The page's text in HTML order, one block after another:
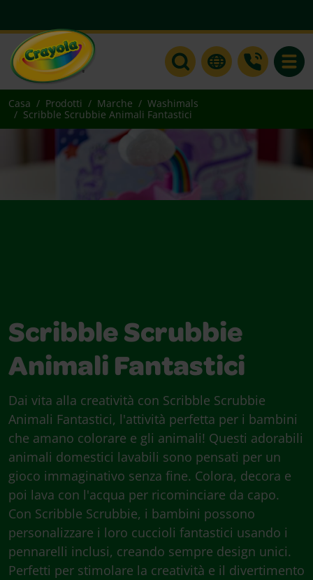
Casa Prodotti Marche
Washimals
Scribble Scrubbie Animali Fantastici
Scribble Scrubbie
Animali Fantastici
Dai vita alla creatività con Scribble Scrubbie
Animali Fantastici, l'attività perfetta per i bambini
che amano colorare e gli animali! Questi adorabili
animali domestici lavabili sono pensati per un
gioco immaginativo senza fine. Colora, decora e
poi lava con l'acqua per ricominciare da capo.
Con Scribble Scrubbie, i bambini possono
personalizzare i loro cuccioli fantastici usando i
pennarelli inclusi, creando sempre design unici.
Perfetti per stimolare la creatività e il divertimento